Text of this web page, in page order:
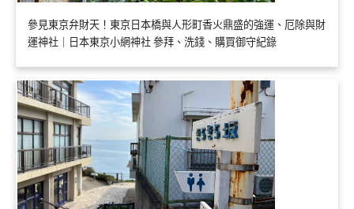
參見東京弁財天！東京日本橋與人形町香火鼎盛的強運、厄除與財
運神社｜日本東京小網神社 參拜、洗錢、購買御守紀錄